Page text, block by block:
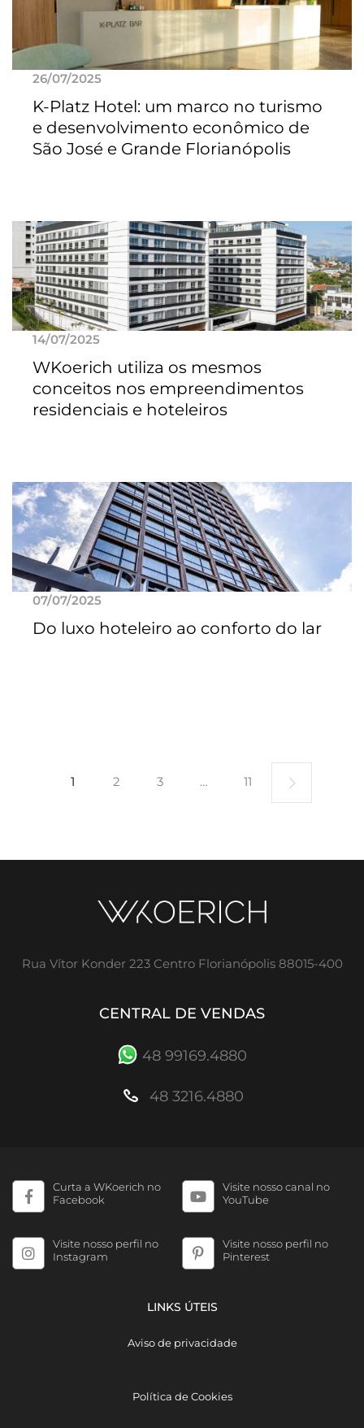
26/07/2025
K-Platz Hotel: um marco no turismo
e desenvolvimento econômico de
São José e Grande Florianópolis
14/07/2025
WKoerich utiliza os mesmos
conceitos nos empreendimentos
residenciais e hoteleiros
07/07/2025
Do luxo hoteleiro ao conforto do lar
1 2 3 … 11
Rua Vítor Konder 223 Centro Florianópolis 88015-400
CENTRAL DE VENDAS
48 99169.4880
48 3216.4880
Curta a WKoerich no
Facebook
Visite nosso canal no
YouTube
Visite nosso perfil no
Instagram
Visite nosso perfil no
Pinterest
LINKS ÚTEIS
Aviso de privacidade
Política de Cookies